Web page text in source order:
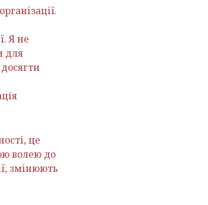
Я не
для
це
волею до
змінюють